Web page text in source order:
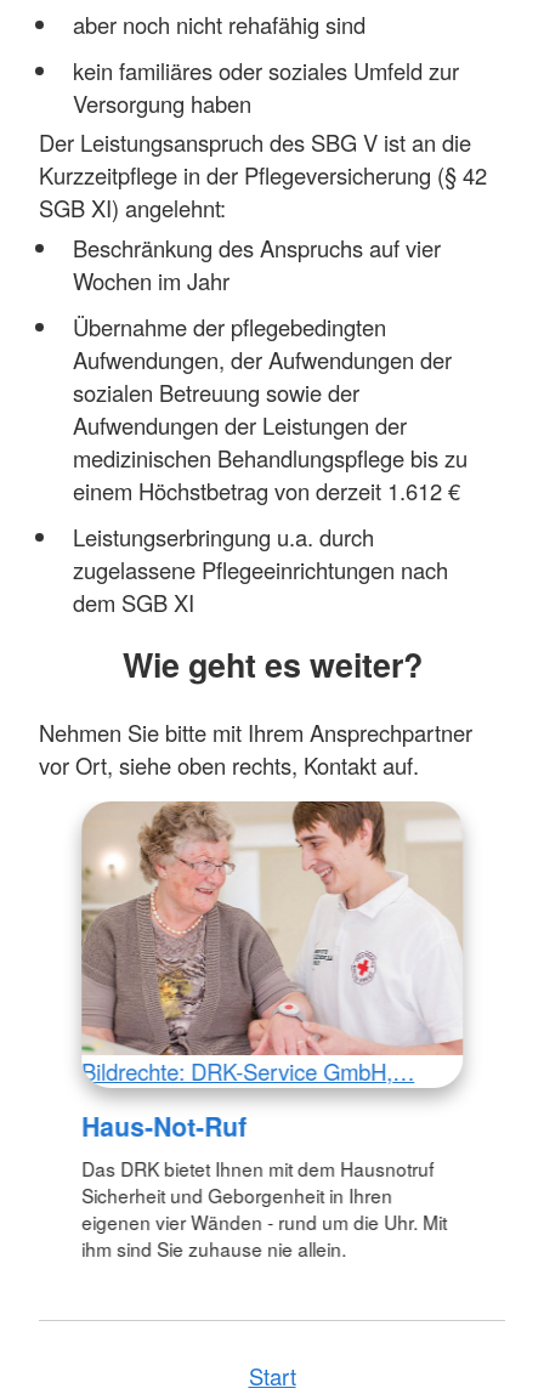
aber noch nicht rehafähig sind
kein familiäres oder soziales Umfeld zur
Versorgung haben
Der Leistungsanspruch des SBG V ist an die
Kurzzeitpflege in der Pflegeversicherung (§ 42
SGB XI) angelehnt:
Beschränkung des Anspruchs auf vier
Wochen im Jahr
Übernahme der pflegebedingten
Aufwendungen, der Aufwendungen der
sozialen Betreuung sowie der
Aufwendungen der Leistungen der
medizinischen Behandlungspflege bis zu
einem Höchstbetrag von derzeit 1.612 €
Leistungserbringung u.a. durch
zugelassene Pflegeeinrichtungen nach
dem SGB XI
Wie geht es weiter?
Nehmen Sie bitte mit Ihrem Ansprechpartner
vor Ort, siehe oben rechts, Kontakt auf.
Bildrechte: DRK-Service GmbH,…
Haus-Not-Ruf
Das DRK bietet Ihnen mit dem Hausnotruf
Sicherheit und Geborgenheit in Ihren
eigenen vier Wänden - rund um die Uhr. Mit
ihm sind Sie zuhause nie allein.
Start